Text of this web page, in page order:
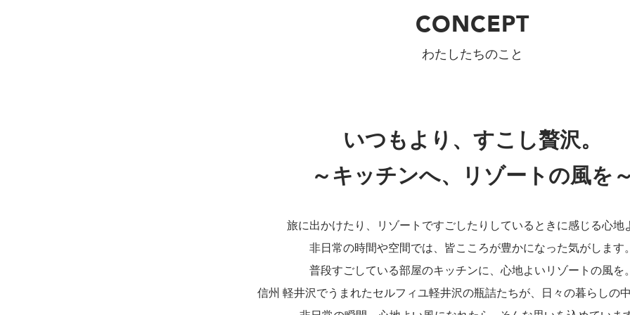
CONCEPT
わたしたちのこと
いつもより、すこし贅沢。
～キッチンへ、リゾートの風を～
旅に出かけたり、リゾートですごしたりしているときに感じる心地
非日常の時間や空間では、皆こころが豊かになった気がします。
普段すごしている部屋のキッチンに、心地よいリゾートの風を。
信州 軽井沢でうまれたセルフィユ軽井沢の瓶詰たちが、日々の暮らしの中